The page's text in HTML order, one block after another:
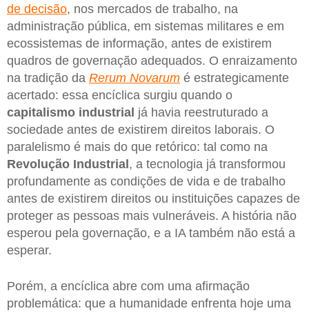
de decisão, nos mercados de trabalho, na
administração pública, em sistemas militares e em
ecossistemas de informação, antes de existirem
quadros de governação adequados. O enraizamento
na tradição da Rerum Novarum é estrategicamente
acertado: essa encíclica surgiu quando o
capitalismo industrial já havia reestruturado a
sociedade antes de existirem direitos laborais. O
paralelismo é mais do que retórico: tal como na
Revolução Industrial , a tecnologia já transformou
profundamente as condições de vida e de trabalho
antes de existirem direitos ou instituições capazes de
proteger as pessoas mais vulneráveis. A história não
esperou pela governação, e a IA também não está a
esperar.
Porém, a encíclica abre com uma afirmação
problemática: que a humanidade enfrenta hoje uma